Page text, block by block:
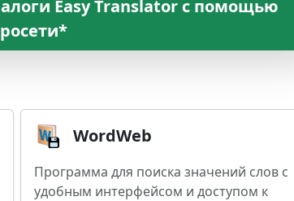
Easy Translator с помощью
WordWeb
Программа для поиска значений слов с
удобным интерфейсом и доступом к